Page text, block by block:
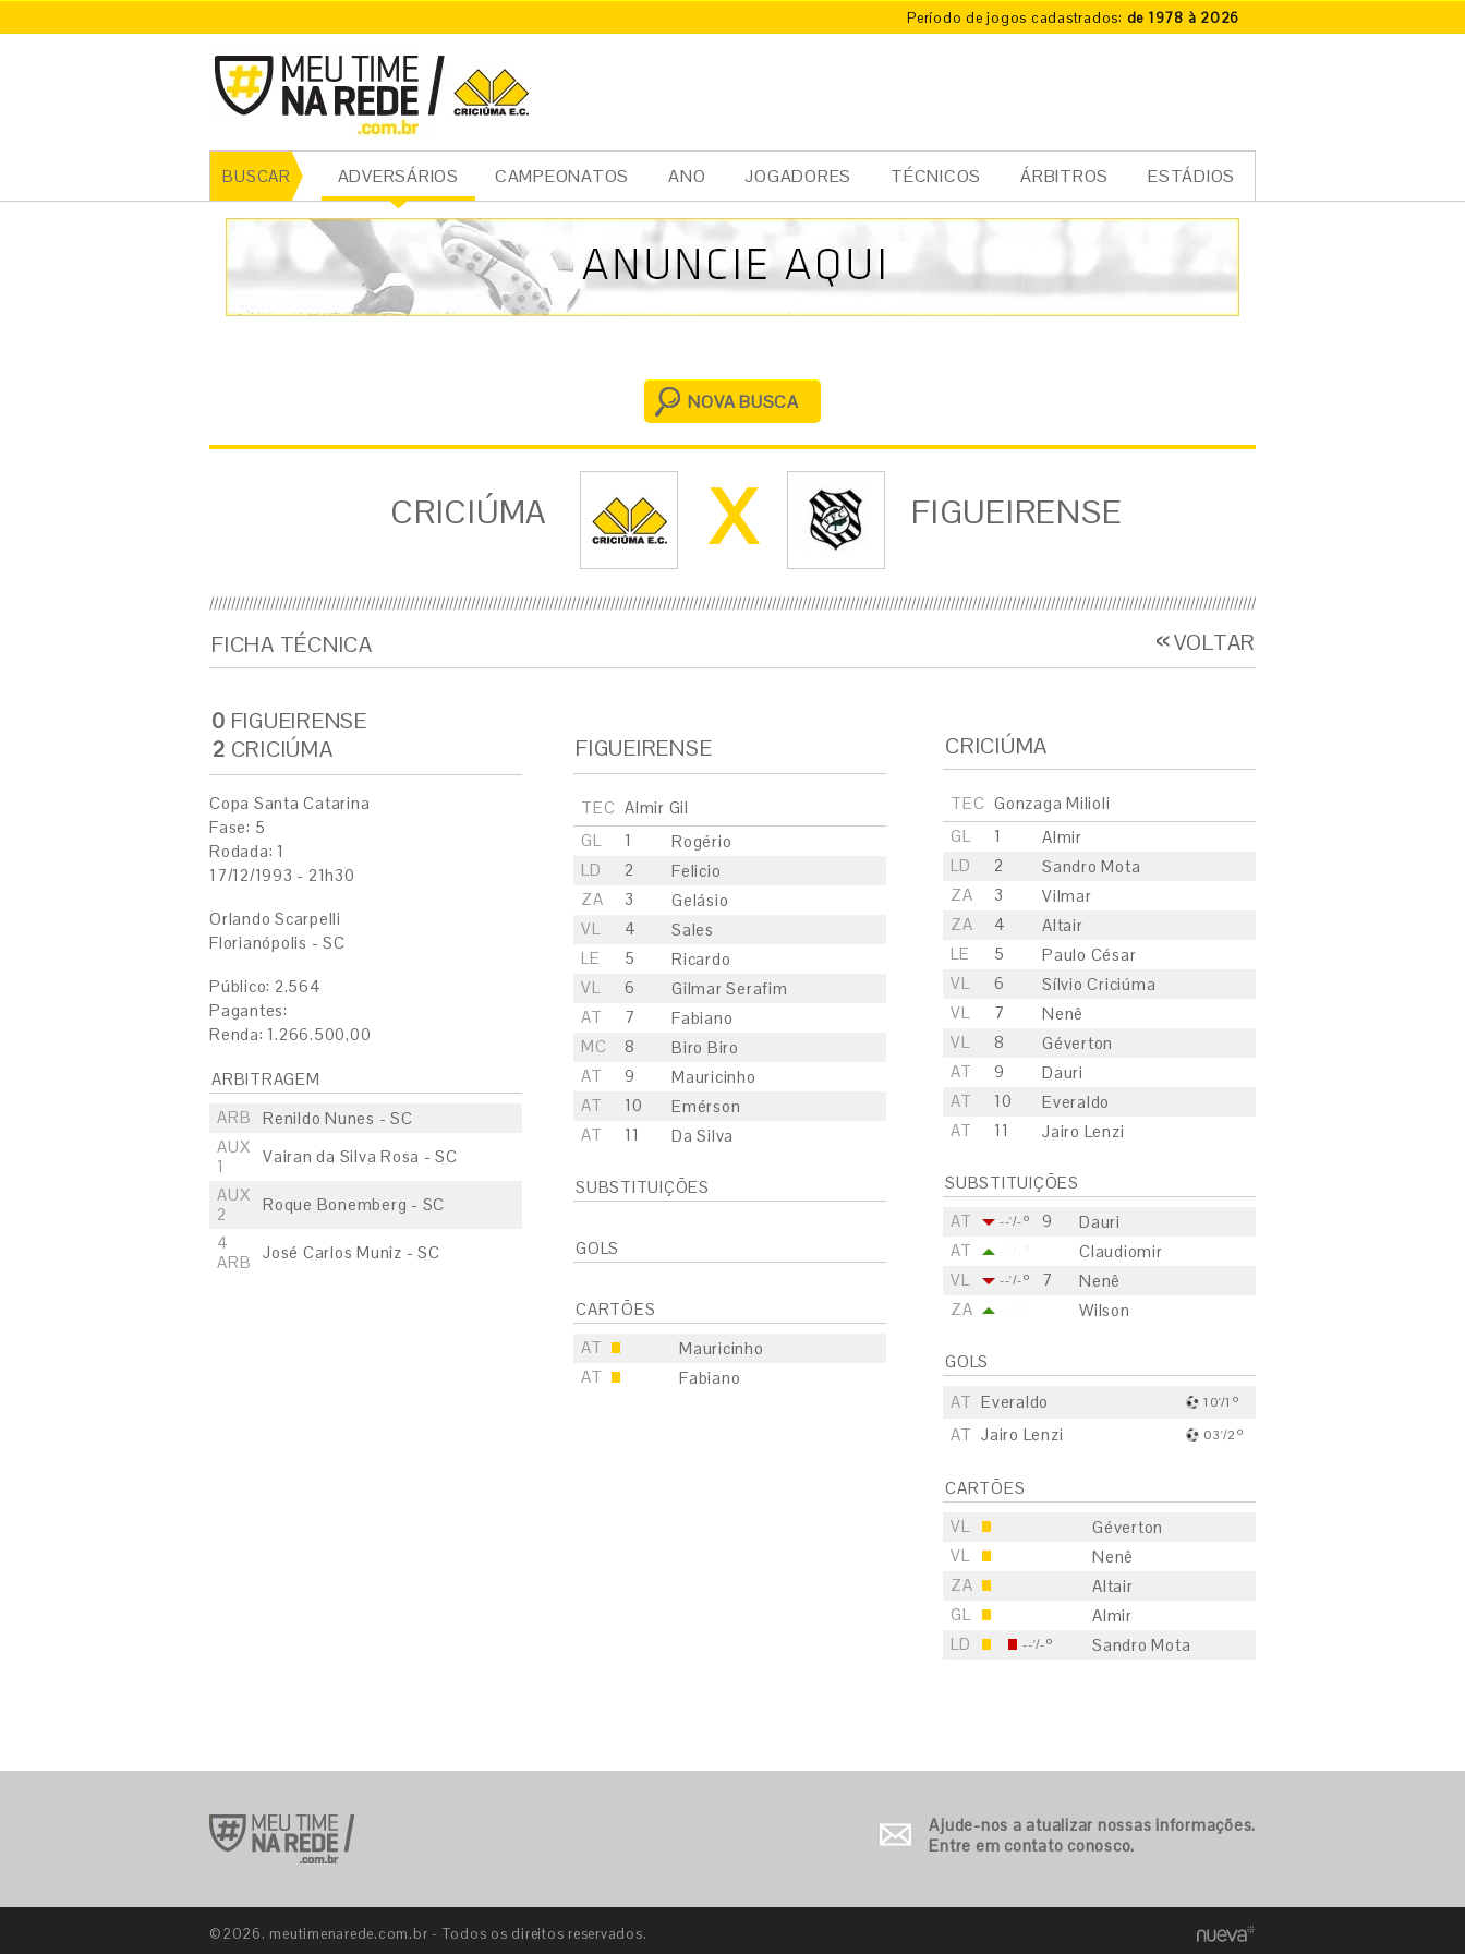
Período de jogos cadastrados: de 1978 à 2026
BUSCAR ADVERSÁRIOS CAMPEONATOS ANO JOGADORES TÉCNICOS ÁRBITROS ESTÁDIOS
CRICIÚMA X
NOVA BUSCA
CRICIÚMA X FIGUEIRENSE
FICHA TÉCNICA VOLTAR
0 FIGUEIRENSE
2 CRICIÚMA
Copa Santa Catarina
Fase: 5
Rodada: 1
17/12/1993 - 21h30
Orlando Scarpelli
Florianópolis - SC
Público: 2.564
Pagantes:
Renda: 1.266.500,00
ARBITRAGEM
ARB
Renildo Nunes - SC
AUX
1
Vairan da Silva Rosa - SC
AUX
2
Roque Bonemberg - SC
4
ARB
José Carlos Muniz - SC
CRICIÚMA
TEC Gonzaga Milioli
GL
1
Almir
LD
2
Sandro Mota
ZA
3
Vilmar
ZA
4
Altair
LE
5
Paulo César
VL
6
Sílvio Criciúma
VL
7
Nenê
VL
8
Géverton
AT
9
Dauri
AT
10
Everaldo
AT
11 Jairo Lenzi
SUBSTITUIÇÕES
AT
--'/-º 9
Dauri
AT
Claudiomir
VL
S
--'/-º 7
Nenê
ZA
E
Wilson
GOLS
AT Everaldo 10'/1º
AT Jairo Lenzi 03'/2º
CARTÕES
VL
Géverton
VL
Nenê
ZA
Altair
GL
Almir
LD
--'/-º Sandro Mota
FIGUEIRENSE
TEC Almir Gil
GL
1
Rogério
LD
2
Felicio
ZA
3
Gelásio
VL
4
Sales
LE
5
Ricardo
VL
6
Gilmar Serafim
AT
7
Fabiano
MC
8
Biro Biro
AT
9
Mauricinho
AT
10
Emérson
AT
11 Da Silva
SUBSTITUIÇÕES
GOLS
CARTÕES
AT
Mauricinho
AT
Fabiano
Ajude-nos a atualizar nossas informações.
Entre em contato conosco.
©2026. meutimenarede.com.br - Todos os direitos reservados.